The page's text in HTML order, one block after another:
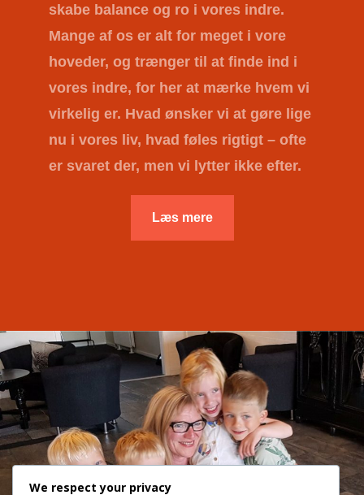
skabe balance og ro i vores indre.
Mange af os er alt for meget i vore
hoveder, og trænger til at finde ind i
vores indre, for her at mærke hvem vi
virkelig er. Hvad ønsker vi at gøre lige
nu i vores liv, hvad føles rigtigt – ofte
er svaret der, men vi lytter ikke efter.
Læs mere
We respect your privacy